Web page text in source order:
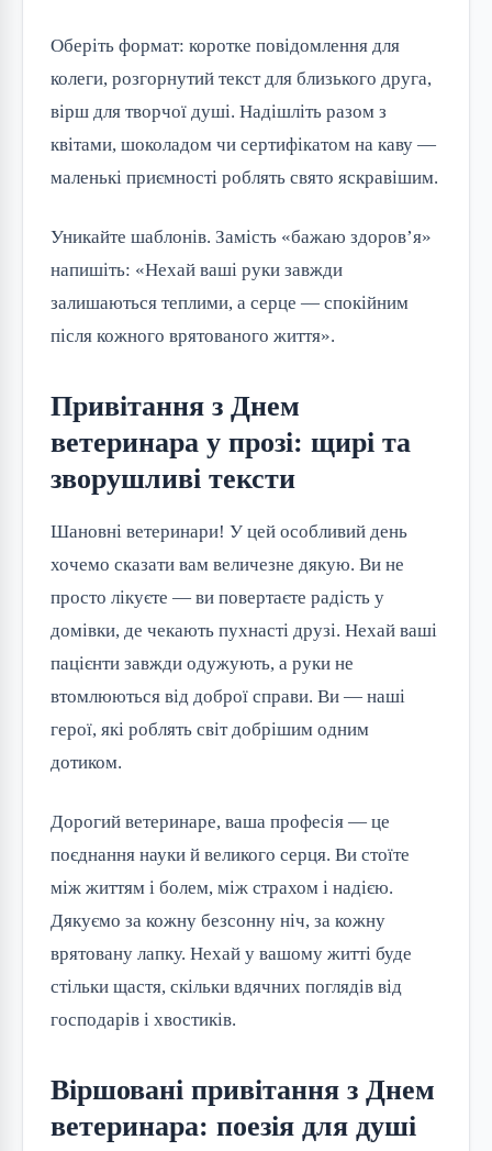
Оберіть формат: коротке повідомлення для
колеги, розгорнутий текст для близького друга,
вірш для творчої душі. Надішліть разом з
квітами, шоколадом чи сертифікатом на каву —
маленькі приємності роблять свято яскравішим.
Уникайте шаблонів. Замість «бажаю здоров’я»
напишіть: «Нехай ваші руки завжди
залишаються теплими, а серце — спокійним
після кожного врятованого життя».
Привітання з Днем
ветеринара у прозі: щирі та
зворушливі тексти
Шановні ветеринари! У цей особливий день
хочемо сказати вам величезне дякую. Ви не
просто лікуєте — ви повертаєте радість у
домівки, де чекають пухнасті друзі. Нехай ваші
пацієнти завжди одужують, а руки не
втомлюються від доброї справи. Ви — наші
герої, які роблять світ добрішим одним
дотиком.
Дорогий ветеринаре, ваша професія — це
поєднання науки й великого серця. Ви стоїте
між життям і болем, між страхом і надією.
Дякуємо за кожну безсонну ніч, за кожну
врятовану лапку. Нехай у вашому житті буде
стільки щастя, скільки вдячних поглядів від
господарів і хвостиків.
Віршовані привітання з Днем
ветеринара: поезія для душі